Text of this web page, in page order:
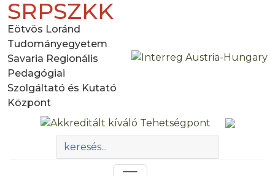
SRPSZKK
Eötvös Loránd
Tudományegyetem
Savaria Regionális
Pedagógiai
Szolgáltató és Kutató
Központ